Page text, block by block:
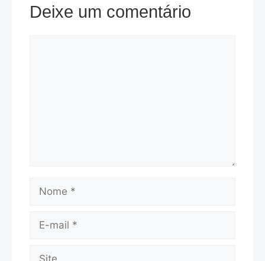
Deixe um comentário
Nome
Site